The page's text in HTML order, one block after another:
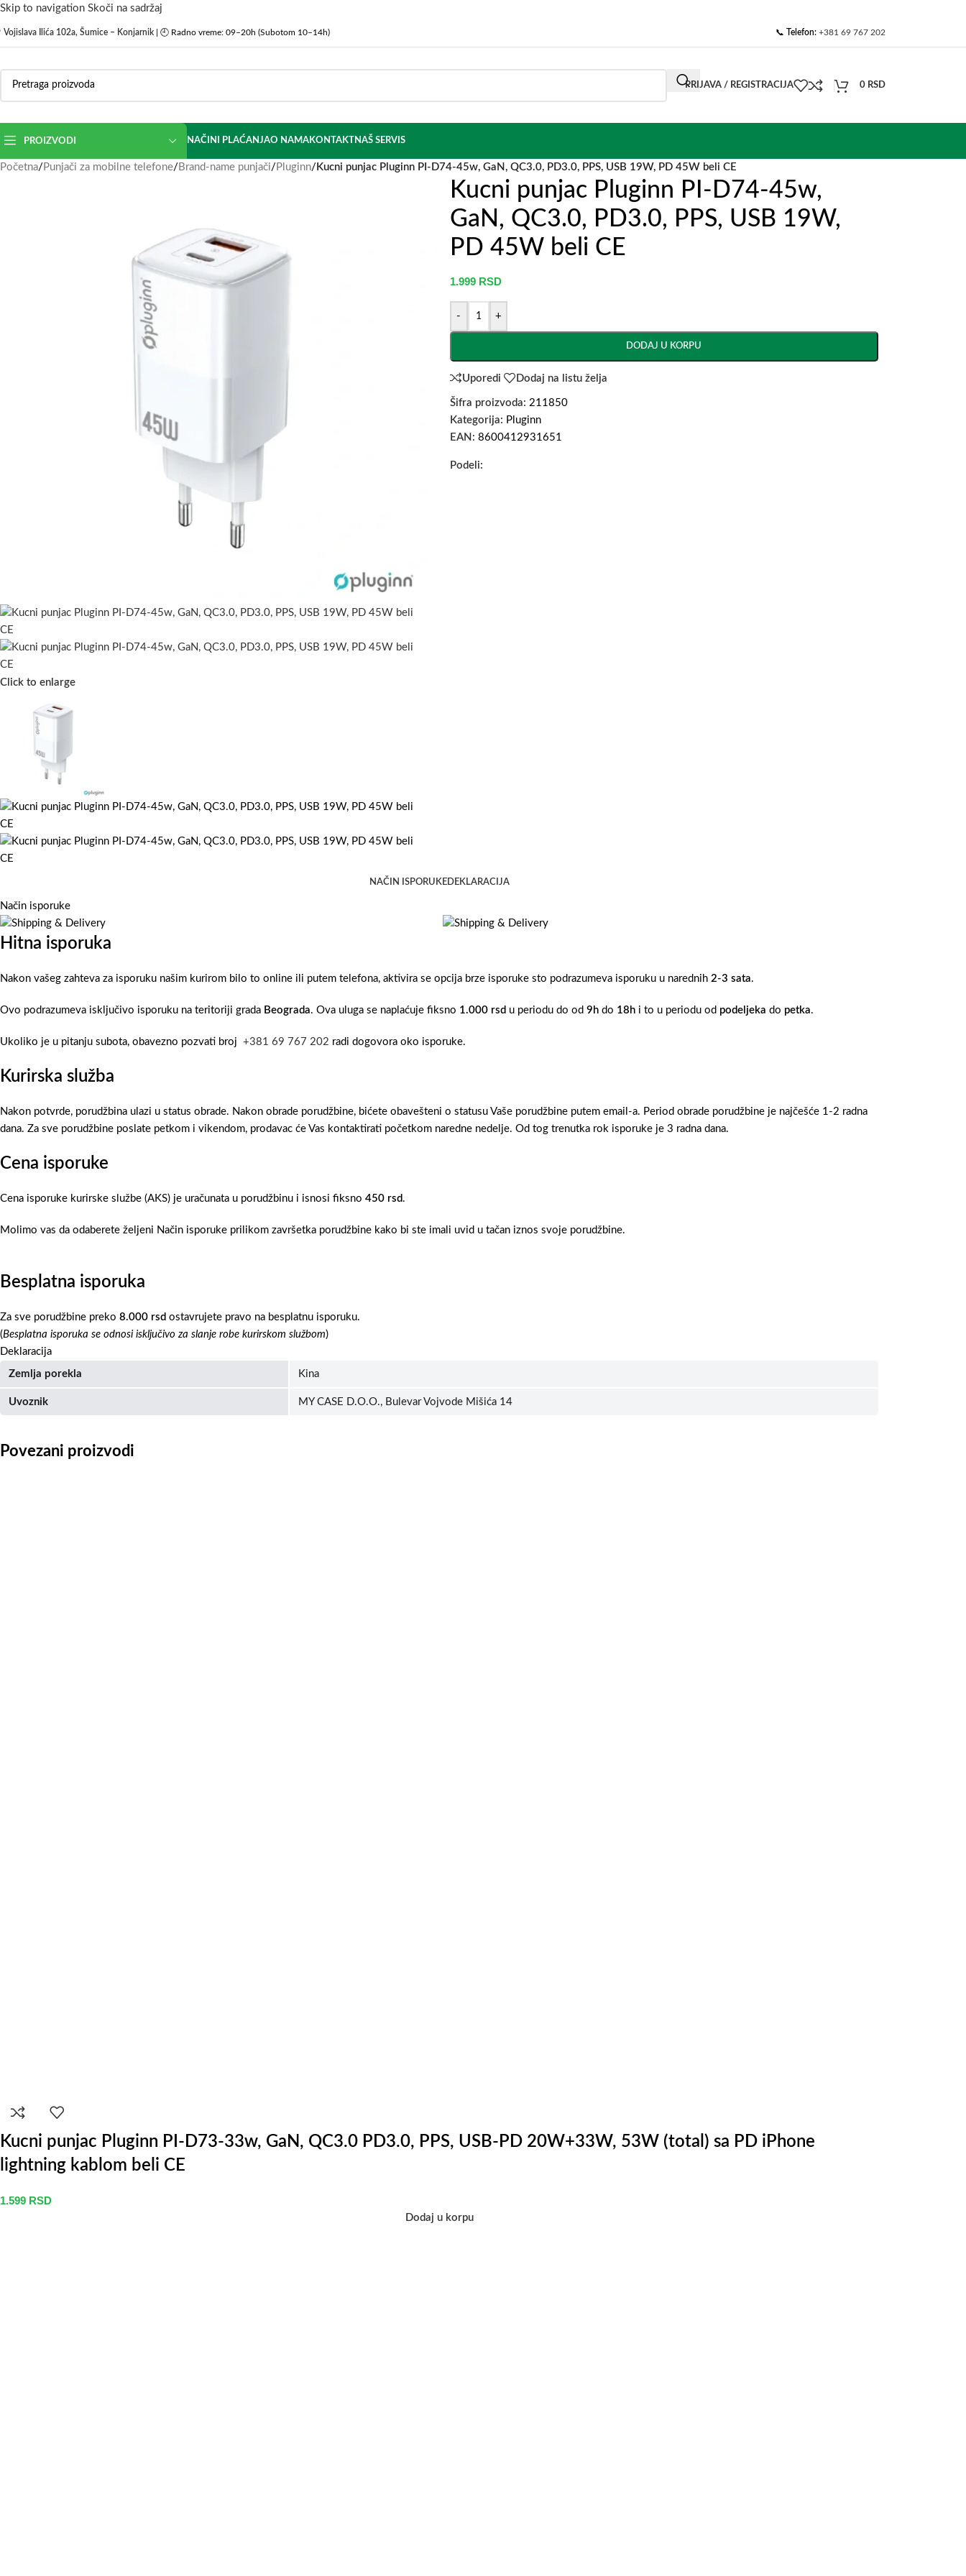
Skip to navigation Skoči na sadržaj
Vojislava Ilića 102a, Šumice – Konjarnik | 🕘 Radno vreme: 09–20h (Subotom 10–14h) 📞 Telefon: +381 69 767 202
PRIJAVA / REGISTRACIJA 0 RSD
PROIZVODI NAČINI PLAĆANJAO NAMAKONTAKTNAŠ SERVIS
Početna/ Punjači za mobilne telefone/ Brand-name punjači/ Pluginn/ Kucni punjac Pluginn PI-D74-45w, GaN, QC3.0, PD3.0, PPS, USB 19W, PD 45W beli CE
Click to enlarge
Kucni punjac Pluginn PI-D74-45w,
GaN, QC3.0, PD3.0, PPS, USB 19W,
PD 45W beli CE
1.999 RSD
- +
DODAJ U KORPU
Uporedi Dodaj na listu želja
Šifra proizvoda: 211850
Kategorija: Pluginn
EAN: 8600412931651
Podeli:
NAČIN ISPORUKEDEKLARACIJA
Način isporuke
Hitna isporuka
Nakon vašeg zahteva za isporuku našim kurirom bilo to online ili putem telefona, aktivira se opcija brze isporuke sto podrazumeva isporuku u narednih 2-3 sata.
Ovo podrazumeva isključivo isporuku na teritoriji grada Beograda. Ova uluga se naplaćuje fiksno 1.000 rsd u periodu do od 9h do 18h i to u periodu od podeljeka do petka.
Ukoliko je u pitanju subota, obavezno pozvati broj +381 69 767 202 radi dogovora oko isporuke.
Kurirska služba
Nakon potvrde, porudžbina ulazi u status obrade. Nakon obrade porudžbine, bićete obavešteni o statusu Vaše porudžbine putem email-a. Period obrade porudžbine je najčešće 1-2 radna
dana. Za sve porudžbine poslate petkom i vikendom, prodavac će Vas kontaktirati početkom naredne nedelje. Od tog trenutka rok isporuke je 3 radna dana.
Cena isporuke
Cena isporuke kurirske službe (AKS) je uračunata u porudžbinu i isnosi fiksno 450 rsd.
Molimo vas da odaberete željeni Način isporuke prilikom završetka porudžbine kako bi ste imali uvid u tačan iznos svoje porudžbine.
Besplatna isporuka
Za sve porudžbine preko 8.000 rsd ostavrujete pravo na besplatnu isporuku.
(Besplatna isporuka se odnosi isključivo za slanje robe kurirskom službom)
Deklaracija
Zemlja porekla Kina
Uvoznik MY CASE D.O.O., Bulevar Vojvode Mišića 14
Povezani proizvodi
Kucni punjac Pluginn PI-D73-33w, GaN, QC3.0 PD3.0, PPS, USB-PD 20W+33W, 53W (total) sa PD iPhone
lightning kablom beli CE
1.599 RSD
Dodaj u korpu